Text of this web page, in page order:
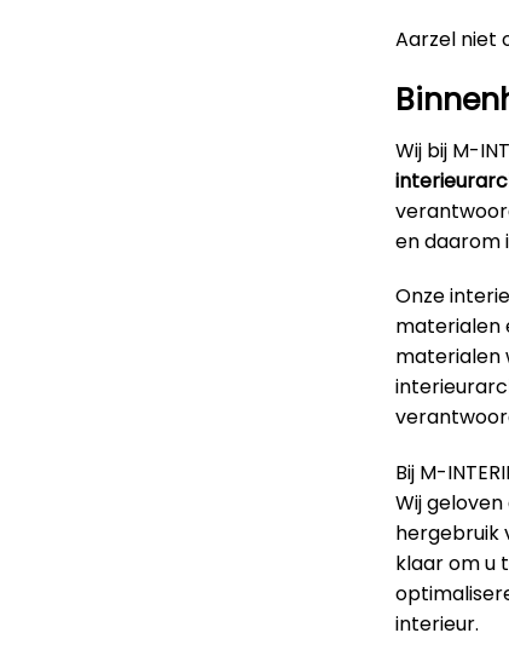
Aarzel niet
Wij bij M-
en daarom
Onze
materialen
materialen
Bij M-
Wij
hergebruik
klaar om u
interieur.